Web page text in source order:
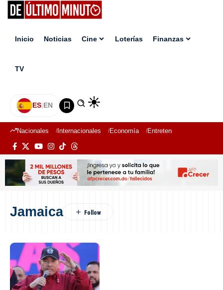
Inicio Noticias Cine Loterías Finanzas
TV
ES|EN
Nacionales Internacionales Economía Entretenimiento
Jamaica